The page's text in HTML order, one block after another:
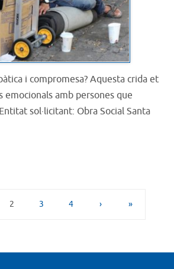
i compromesa? Aquesta crida et
emocionals amb persones que
sol·licitant: Obra Social Santa
2 3 4 › »